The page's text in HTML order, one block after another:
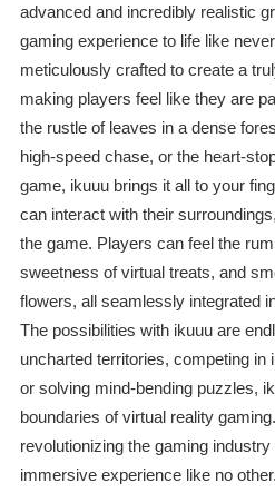
advanced and incredibly realistic
gaming experience to life like
meticulously crafted to create a
making players feel like they are
the rustle of leaves in a dense
high-speed chase, or the heart-
game, ikuuu brings it all to your
can interact with their
the game. Players can feel the
sweetness of virtual treats, and
flowers, all seamlessly integrated
The possibilities with ikuuu are
uncharted territories, competing in
or solving mind-bending puzzles,
boundaries of virtual reality
revolutionizing the gaming
immersive experience like no